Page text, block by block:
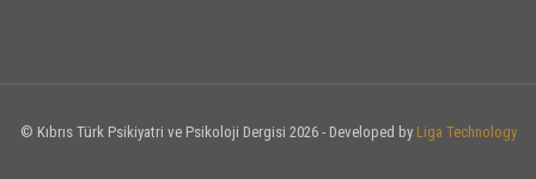
© Kıbrıs Türk Psikiyatri ve Psikoloji Dergisi 2026 - Developed by Liga Technology